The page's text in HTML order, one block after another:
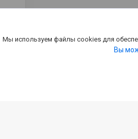
Мы используем файлы cookies для
Вы